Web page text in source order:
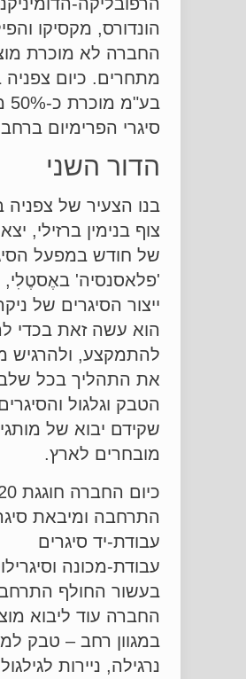
הונדורס, מקסיקו
החברה לא מוכרת
מתחרים. כיום צפניה
סיגרי הפרימיום
הדור השני
בנו הצעיר של צפניה
צוף בנימין ברזילי,
של חודש במפעל
'פלאסנסיה' באֶסטֶלִי,
ייצור הסיגרים של
הוא עשה זאת בכדי
להתמקצע, ולהרגיש
את התהליך בכל
הטבק וגלגול
שקידם יבוא של
מובחרים לארץ.
התרחבה ומיבאת
עבודת-יד סיגרים
עבודת-מכונה
בעשור החולף
החברה עוד ליבוא
במגוון רחב – טבק
נרגילה, ניירות